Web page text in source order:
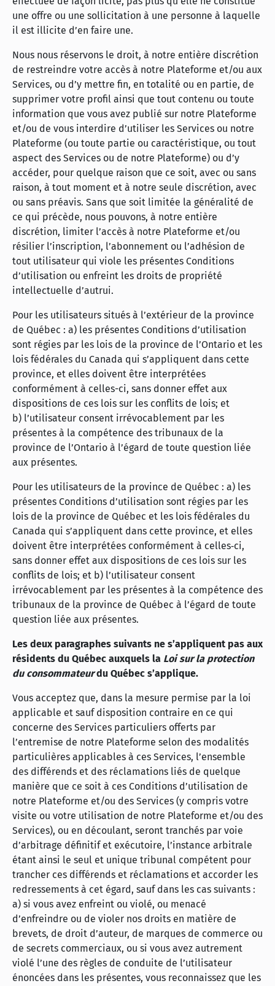
une offre ou une sollicitation à une personne à laquelle
il est illicite d’en faire une.
Nous nous réservons le droit, à notre entière discrétion
de restreindre votre accès à notre Plateforme et/ou aux
Services, ou d’y mettre fin, en totalité ou en partie, de
supprimer votre profil ainsi que tout contenu ou toute
information que vous avez publié sur notre Plateforme
et/ou de vous interdire d’utiliser les Services ou notre
Plateforme (ou toute partie ou caractéristique, ou tout
aspect des Services ou de notre Plateforme) ou d’y
accéder, pour quelque raison que ce soit, avec ou sans
raison, à tout moment et à notre seule discrétion, avec
ou sans préavis. Sans que soit limitée la généralité de
ce qui précède, nous pouvons, à notre entière
discrétion, limiter l’accès à notre Plateforme et/ou
résilier l’inscription, l’abonnement ou l’adhésion de
tout utilisateur qui viole les présentes Conditions
d’utilisation ou enfreint les droits de propriété
intellectuelle d’autrui.
Pour les utilisateurs situés à l’extérieur de la province
de Québec : a) les présentes Conditions d’utilisation
sont régies par les lois de la province de l’Ontario et les
lois fédérales du Canada qui s’appliquent dans cette
province, et elles doivent être interprétées
conformément à celles-ci, sans donner effet aux
dispositions de ces lois sur les conflits de lois; et
b) l’utilisateur consent irrévocablement par les
présentes à la compétence des tribunaux de la
province de l’Ontario à l’égard de toute question liée
aux présentes.
Pour les utilisateurs de la province de Québec : a) les
présentes Conditions d’utilisation sont régies par les
lois de la province de Québec et les lois fédérales du
Canada qui s’appliquent dans cette province, et elles
doivent être interprétées conformément à celles‑ci,
sans donner effet aux dispositions de ces lois sur les
conflits de lois; et b) l’utilisateur consent
irrévocablement par les présentes à la compétence des
tribunaux de la province de Québec à l’égard de toute
question liée aux présentes.
Les deux paragraphes suivants ne s’appliquent pas aux
résidents du Québec auxquels la Loi sur la protection
du consommateurdu Québec s’applique.
Vous acceptez que, dans la mesure permise par la loi
applicable et sauf disposition contraire en ce qui
concerne des Services particuliers offerts par
l’entremise de notre Plateforme selon des modalités
particulières applicables à ces Services, l’ensemble
des différends et des réclamations liés de quelque
manière que ce soit à ces Conditions d’utilisation de
notre Plateforme et/ou des Services (y compris votre
visite ou votre utilisation de notre Plateforme et/ou des
Services), ou en découlant, seront tranchés par voie
d’arbitrage définitif et exécutoire, l’instance arbitrale
étant ainsi le seul et unique tribunal compétent pour
trancher ces différends et réclamations et accorder les
redressements à cet égard, sauf dans les cas suivants :
a) si vous avez enfreint ou violé, ou menacé
d’enfreindre ou de violer nos droits en matière de
brevets, de droit d’auteur, de marques de commerce ou
de secrets commerciaux, ou si vous avez autrement
violé l’une des règles de conduite de l’utilisateur
énoncées dans les présentes, vous reconnaissez que les